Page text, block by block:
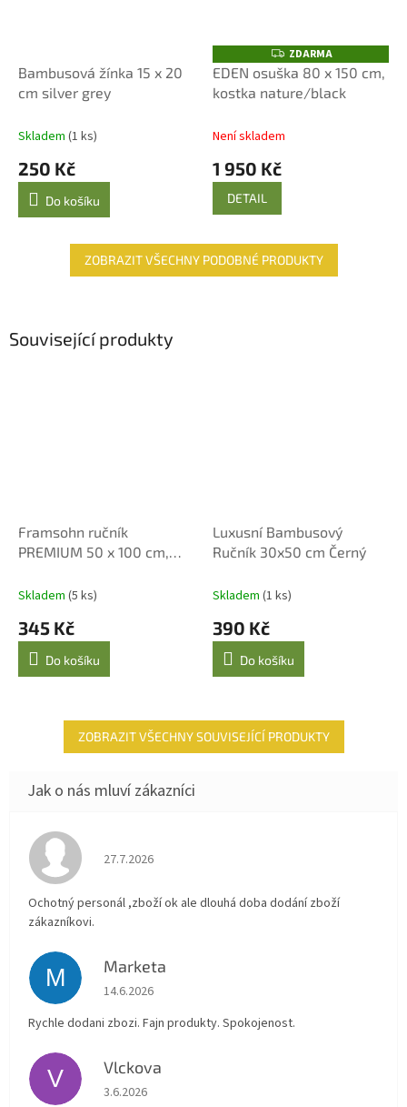
Bambusová žínka 15 x 20
cm silver grey
Skladem (1 ks)
250 Kč
Do košíku
Z
D
A
R
ZDARMA
EDEN osuška 80 x 150 cm,
kostka nature/black
Není skladem
1 950 Kč
DETAIL
ZOBRAZIT VŠECHNY PODOBNÉ PRODUKTY
Související produkty
Framsohn ručník
PREMIUM 50 x 100 cm,
Skladem (5 ks)
345 Kč
Do košíku
Luxusní Bambusový
Ručník 30x50 cm Černý
Skladem (1 ks)
390 Kč
Do košíku
ZOBRAZIT VŠECHNY SOUVISEJÍCÍ PRODUKTY
Hodnocení obchodu je 4 z 5 hvězdiček.
27.7.2026
Ochotný personál ,zboží ok ale dlouhá doba dodání zboží
zákazníkovi.
M Marketa
Hodnocení obchodu je 5 z 5 hvězdiček.
14.6.2026
Rychle dodani zbozi. Fajn produkty. Spokojenost.
V Vlckova
Hodnocení obchodu je 5 z 5 hvězdiček.
3.6.2026